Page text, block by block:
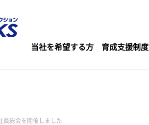
当社を希望する方 育成支援制度
員総会を開催しました